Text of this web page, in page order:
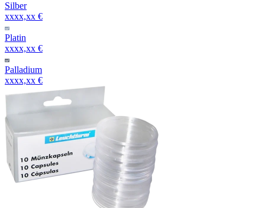
Silber
xxxx,xx €
Platin
xxxx,xx €
Palladium
xxxx,xx €